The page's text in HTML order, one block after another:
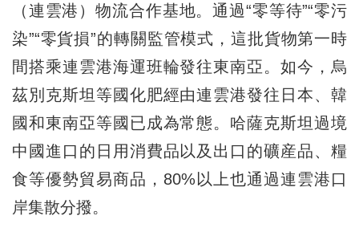
（連雲港）物流合作基地。通過“零等待”“零污
染”“零貨損”的轉關監管模式，這批貨物第一時
間搭乘連雲港海運班輪發往東南亞。如今，烏
茲別克斯坦等國化肥經由連雲港發往日本、韓
國和東南亞等國已成為常態。哈薩克斯坦過境
中國進口的日用消費品以及出口的礦産品、糧
食等優勢貿易商品，80%以上也通過連雲港口
岸集散分撥。